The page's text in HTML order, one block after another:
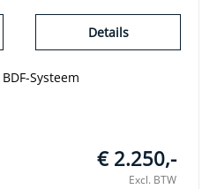
Details
BDF-Systeem
€ 2.250,-
Excl. BTW